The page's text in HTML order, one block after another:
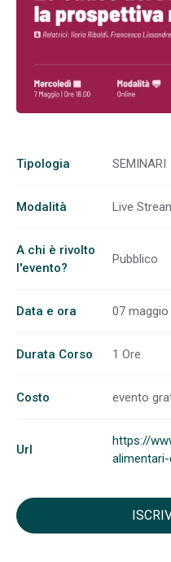
Tipologia SEMINARI
Modalità Live
A chi è rivolto
l'evento?
Pubblico
Data e ora 07 maggio
Durata Corso 1 Ore
Costo evento
Url
https://